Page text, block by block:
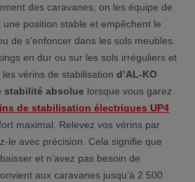
des caravanes, on les équipe de
position stable et empêchent le
de s’enfoncer dans les sols meubles.
en dur ou sur les sols irréguliers et
vérins de stabilisation d’AL-KO
stabilité absolue lorsque vous garez
de stabilisation électriques UP4
maximal. Relevez vos vérins par
le avec précision. Cela signifie que
et n’avez pas besoin de
aux caravanes jusqu’à 2 500